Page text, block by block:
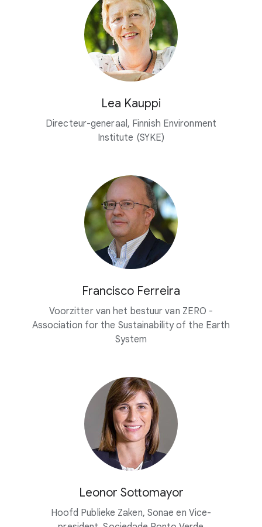
Lea Kauppi
Directeur-generaal, Finnish Environment
Institute (SYKE)
Francisco Ferreira
Voorzitter van het bestuur van ZERO -
Association for the Sustainability of the Earth
System
Leonor Sottomayor
Hoofd Publieke Zaken, Sonae en Vice-